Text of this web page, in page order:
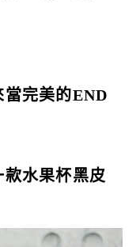
完美的END
水果杯黑皮